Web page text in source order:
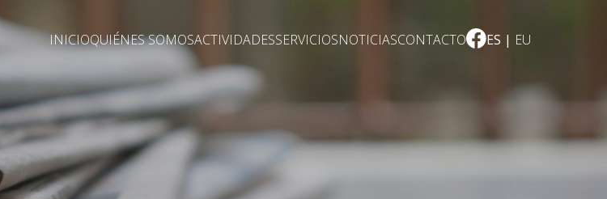
INICIOQUIÉNES SOMOSACTIVIDADESSERVICIOSNOTICIASCONTACTO ES EU